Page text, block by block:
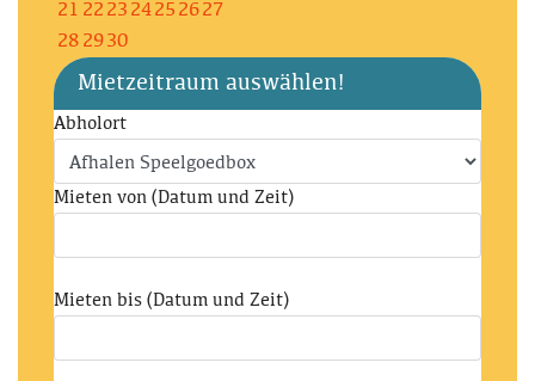
21 22 23 2425 2627
28 2930
Mietzeitraum auswählen!
Abholort
Mieten von (Datum und Zeit)
Mieten bis (Datum und Zeit)